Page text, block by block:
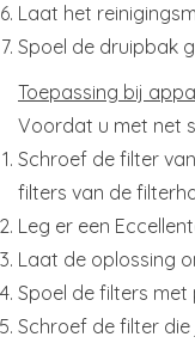
Laat het
Spoel de druipbak
Toepassing bij
Voordat u met net
Schroef de filter
filters van de
Leg er een
Laat de oplossing
Spoel de filters met
Schroef de filter